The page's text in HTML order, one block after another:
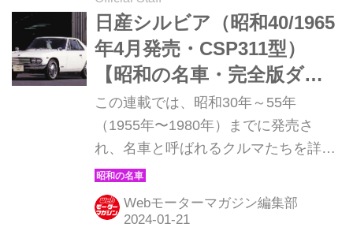
日産シルビア（昭和40/1965
年4月発売・CSP311型）
【昭和の名車・完全版ダイ
ジェスト028】
この連載では、昭和30年～55年
（1955年〜1980年）までに発売さ
れ、名車と呼ばれるクルマたちを詳細
に紹介しよう。その第28回目は、流麗
なクーペスタイルが印象的だった初代
日産シルビアの登場だ。（現在販売中
Webモーターマガジン編集部